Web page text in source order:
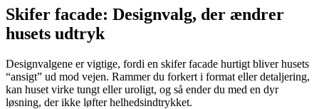
Skifer facade: Designvalg, der ændrer
husets udtryk
Designvalgene er vigtige, fordi en skifer facade hurtigt bliver husets
“ansigt” ud mod vejen. Rammer du forkert i format eller detaljering,
kan huset virke tungt eller uroligt, og så ender du med en dyr
løsning, der ikke løfter helhedsindtrykket.